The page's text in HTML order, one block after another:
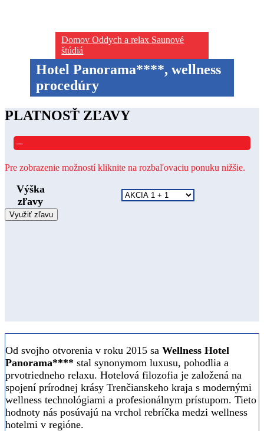
DomovOddych a relax Saunové
štúdiá
Hotel Panorama****, wellness
procedúry
PLATNOSŤ ZĽAVY
–
Pre zobrazenie možností kliknite na rozbaľovaciu ponuku nižšie.
Výška
zľavy
Využiť zľavu
Od svojho otvorenia v roku 2015 sa Wellness Hotel
Panorama**** stal synonymom luxusu, pohodlia a
prvotriedneho relaxu. Hotelová filozofia je založená na
spojení prírodnej krásy Trenčianskeho kraja s modernými
wellness technológiami a profesionálnym prístupom. Tieto
hodnoty nás posúvajú na vrchol rebríčka medzi wellness
hotelmi v regióne.